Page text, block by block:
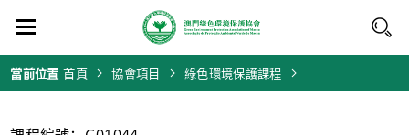
當前位置 首頁 協會項目 綠色環境保護課程